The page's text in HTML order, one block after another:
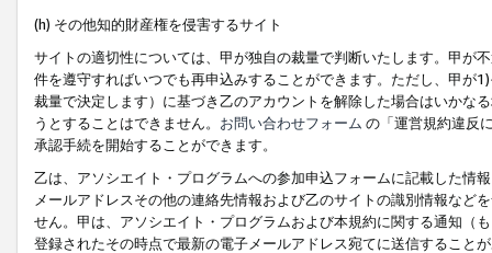
(h) その他知的財産権を侵害するサイト
サイトの適切性については、甲が独自の裁量で判断いたします。甲が
件を遵守すればいつでも再申込みすることができます。ただし、甲が
裁量で決定します）に基づき乙のアカウントを解除した場合はいかな
うとすることはできません。 お問い合わせフォーム の「運営規約違反
承認手続を開始することができます。
乙は、アソシエイト・プログラムへの参加申込フォームに記載した情
メールアドレスその他の連絡先情報および乙のサイトの識別情報など
せん。甲は、アソシエイト・プログラムおよび本規約に関する通知（
登録されたその時点で最新の電子メールアドレス宛てに送信すること